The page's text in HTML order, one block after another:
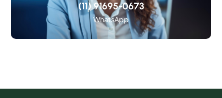
(11) 91695-0673
WhatsApp